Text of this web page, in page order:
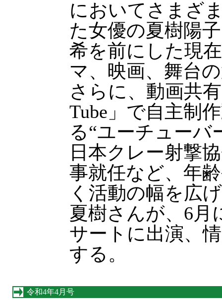
においてさまざ
た女優の夏樹陽
希を前にした現
マ、映画、舞台
さらに、動画共
Tube」で自主制
る“ユーチューバ
日本クレー射撃
事就任など、年
く活動の幅を広
夏樹さんが、6月
サートに出演、
する。
令和4年4月号